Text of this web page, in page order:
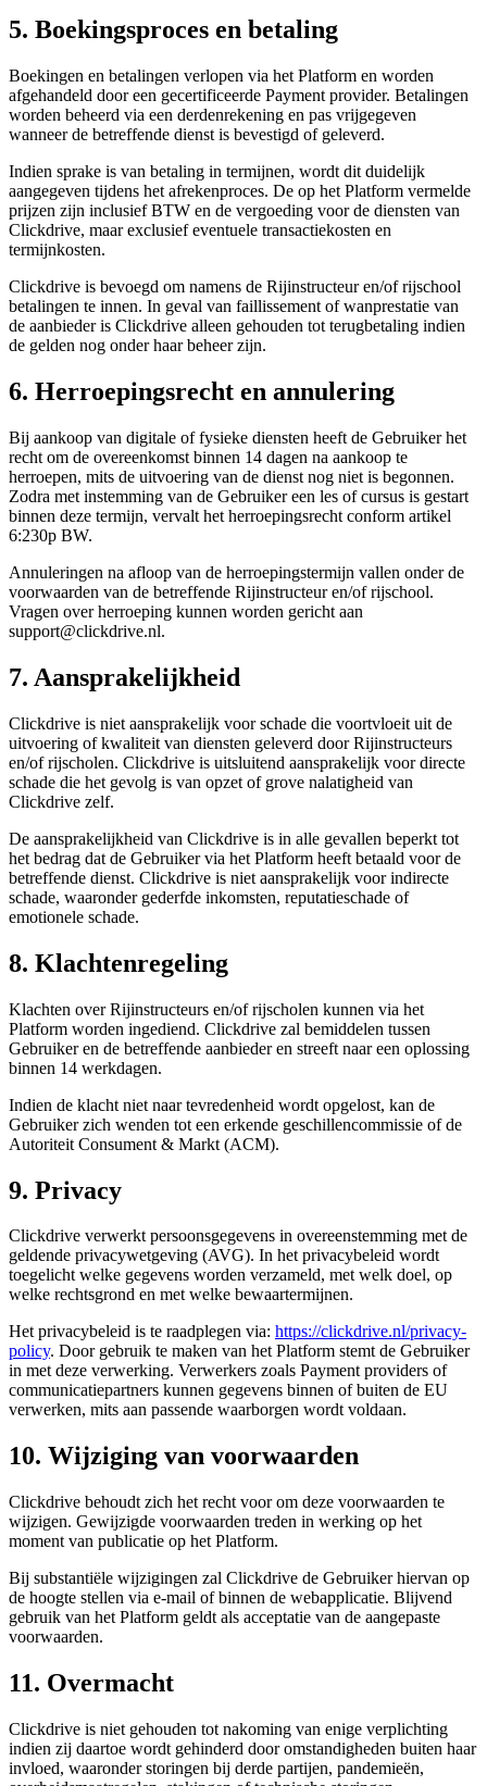
5. Boekingsproces en betaling
Boekingen en betalingen verlopen via het Platform en worden
afgehandeld door een gecertificeerde Payment provider. Betalingen
worden beheerd via een derdenrekening en pas vrijgegeven
wanneer de betreffende dienst is bevestigd of geleverd.
Indien sprake is van betaling in termijnen, wordt dit duidelijk
aangegeven tijdens het afrekenproces. De op het Platform vermelde
prijzen zijn inclusief BTW en de vergoeding voor de diensten van
Clickdrive, maar exclusief eventuele transactiekosten en
termijnkosten.
Clickdrive is bevoegd om namens de Rijinstructeur en/of rijschool
betalingen te innen. In geval van faillissement of wanprestatie van
de aanbieder is Clickdrive alleen gehouden tot terugbetaling indien
de gelden nog onder haar beheer zijn.
6. Herroepingsrecht en annulering
Bij aankoop van digitale of fysieke diensten heeft de Gebruiker het
recht om de overeenkomst binnen 14 dagen na aankoop te
herroepen, mits de uitvoering van de dienst nog niet is begonnen.
Zodra met instemming van de Gebruiker een les of cursus is gestart
binnen deze termijn, vervalt het herroepingsrecht conform artikel
6:230p BW.
Annuleringen na afloop van de herroepingstermijn vallen onder de
voorwaarden van de betreffende Rijinstructeur en/of rijschool.
Vragen over herroeping kunnen worden gericht aan
support@clickdrive.nl.
7. Aansprakelijkheid
Clickdrive is niet aansprakelijk voor schade die voortvloeit uit de
uitvoering of kwaliteit van diensten geleverd door Rijinstructeurs
en/of rijscholen. Clickdrive is uitsluitend aansprakelijk voor directe
schade die het gevolg is van opzet of grove nalatigheid van
Clickdrive zelf.
De aansprakelijkheid van Clickdrive is in alle gevallen beperkt tot
het bedrag dat de Gebruiker via het Platform heeft betaald voor de
betreffende dienst. Clickdrive is niet aansprakelijk voor indirecte
schade, waaronder gederfde inkomsten, reputatieschade of
emotionele schade.
8. Klachtenregeling
Klachten over Rijinstructeurs en/of rijscholen kunnen via het
Platform worden ingediend. Clickdrive zal bemiddelen tussen
Gebruiker en de betreffende aanbieder en streeft naar een oplossing
binnen 14 werkdagen.
Indien de klacht niet naar tevredenheid wordt opgelost, kan de
Gebruiker zich wenden tot een erkende geschillencommissie of de
Autoriteit Consument & Markt (ACM).
9. Privacy
Clickdrive verwerkt persoonsgegevens in overeenstemming met de
geldende privacywetgeving (AVG). In het privacybeleid wordt
toegelicht welke gegevens worden verzameld, met welk doel, op
welke rechtsgrond en met welke bewaartermijnen.
Het privacybeleid is te raadplegen via: https://clickdrive.nl/privacy-
policy. Door gebruik te maken van het Platform stemt de Gebruiker
in met deze verwerking. Verwerkers zoals Payment providers of
communicatiepartners kunnen gegevens binnen of buiten de EU
verwerken, mits aan passende waarborgen wordt voldaan.
10. Wijziging van voorwaarden
Clickdrive behoudt zich het recht voor om deze voorwaarden te
wijzigen. Gewijzigde voorwaarden treden in werking op het
moment van publicatie op het Platform.
Bij substantiële wijzigingen zal Clickdrive de Gebruiker hiervan op
de hoogte stellen via e-mail of binnen de webapplicatie. Blijvend
gebruik van het Platform geldt als acceptatie van de aangepaste
voorwaarden.
11. Overmacht
Clickdrive is niet gehouden tot nakoming van enige verplichting
indien zij daartoe wordt gehinderd door omstandigheden buiten haar
invloed, waaronder storingen bij derde partijen, pandemieën,